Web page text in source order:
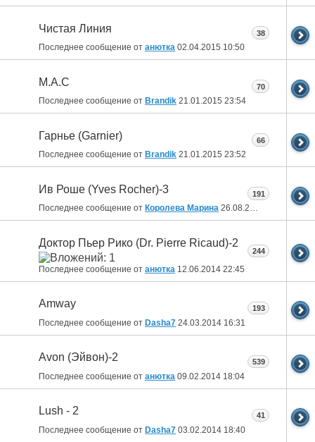
Чистая Линия
Последнее сообщение от анютка 02.04.2015 10:50
38
M.A.C
Последнее сообщение от Brandik 21.01.2015 23:54
70
Гарнье (Gаrnier)
Последнее сообщение от Brandik 21.01.2015 23:52
66
Ив Роше (Yves Rocher)-3
Последнее сообщение от Королева Марина 26.08.2014
191
Доктор Пьер Рико (Dr. Pierre Ricaud)-2
Последнее сообщение от анютка 12.06.2014 22:45
244
Amway
Последнее сообщение от Dasha7 24.03.2014 16:31
193
Avon (Эйвон)-2
Последнее сообщение от анютка 09.02.2014 18:04
539
Lush - 2
Последнее сообщение от Dasha7 03.02.2014 18:40
41